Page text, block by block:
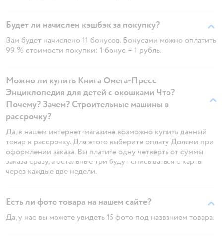
Будет ли начислен кэшбэк за покупку?
Вам будет начислено 11 бонусов. Бонусами можно оплатить
99 % стоимости покупки: 1 бонус = 1 рубль.
Можно ли купить Книга Омега-Пресс
Энциклопедия для детей с окошками Что?
Почему? Зачем? Строительные машины в
рассрочку?
Да, в нашем интернет-магазине возможно купить данный
товар в рассрочку. Для этого выберите оплату Долями при
оформлении заказа. Вы платите одну четверть от суммы
заказа сразу, а остальные три будут списываться с карты
через каждые две недели.
Есть ли фото товара на нашем сайте?
Да, у нас вы можете увидеть 15 фото под названием товара.